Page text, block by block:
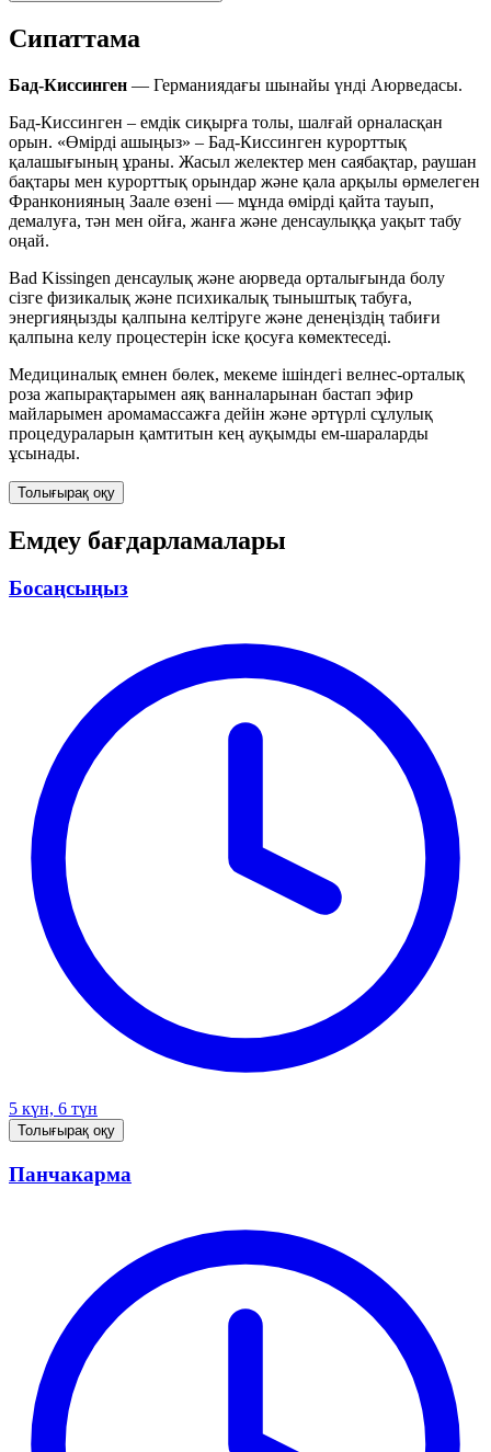
Сипаттама
Бад-Киссинген — Германиядағы шынайы үнді Аюрведасы.
Бад-Киссинген – емдік сиқырға толы, шалғай орналасқан
орын. «Өмірді ашыңыз» – Бад-Киссинген курорттық
қалашығының ұраны. Жасыл желектер мен саябақтар, раушан
бақтары мен курорттық орындар және қала арқылы өрмелеген
Франконияның Заале өзені — мұнда өмірді қайта тауып,
демалуға, тән мен ойға, жанға және денсаулыққа уақыт табу
оңай.
Bad Kissingen денсаулық және аюрведа орталығында болу
сізге физикалық және психикалық тыныштық табуға,
энергияңызды қалпына келтіруге және денеңіздің табиғи
қалпына келу процестерін іске қосуға көмектеседі.
Медициналық емнен бөлек, мекеме ішіндегі велнес-орталық
роза жапырақтарымен аяқ ванналарынан бастап эфир
майларымен аромамассажға дейін және әртүрлі сұлулық
процедураларын қамтитын кең ауқымды ем-шараларды
ұсынады.
Толығырақ оқу
Емдеу бағдарламалары
Босаңсыңыз
5 күн, 6 түн
Толығырақ оқу
Панчакарма